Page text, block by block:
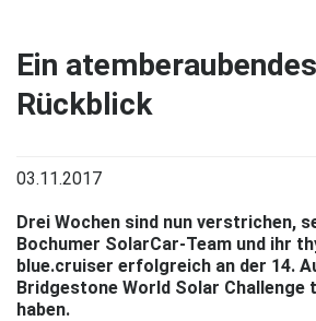
Ein
Rückblick
03.11.2017
Drei Wochen sind nun verstrichen,
Bochumer SolarCar-Team und ihr
blue.cruiser erfolgreich an der 14.
Bridgestone World Solar Challenge
haben.